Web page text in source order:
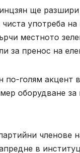
ще разшири
употреба
местното
за пренос на
голям акцент
оборудване
членове
в